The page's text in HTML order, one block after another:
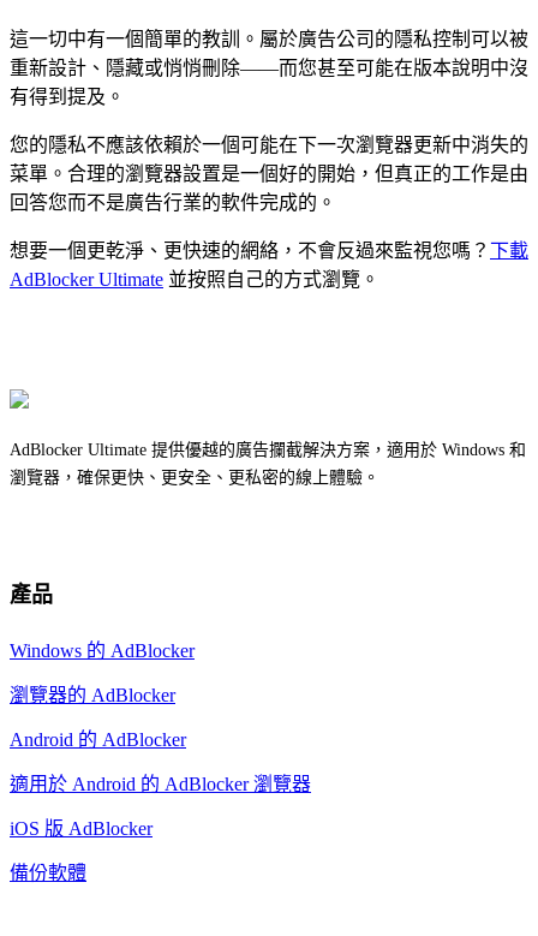
這一切中有一個簡單的教訓。屬於廣告公司的隱私控制可以被
重新設計、隱藏或悄悄刪除——而您甚至可能在版本說明中沒
有得到提及。
您的隱私不應該依賴於一個可能在下一次瀏覽器更新中消失的
菜單。合理的瀏覽器設置是一個好的開始，但真正的工作是由
回答您而不是廣告行業的軟件完成的。
想要一個更乾淨、更快速的網絡，不會反過來監視您嗎？ 下載
AdBlocker Ultimate 並按照自己的方式瀏覽。
AdBlocker Ultimate 提供優越的廣告攔截解決方案，適用於 Windows 和
瀏覽器，確保更快、更安全、更私密的線上體驗。
產品
Windows 的 AdBlocker
瀏覽器的 AdBlocker
Android 的 AdBlocker
適用於 Android 的 AdBlocker 瀏覽器
iOS 版 AdBlocker
備份軟體